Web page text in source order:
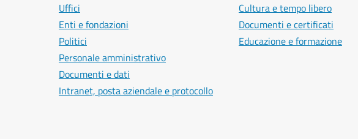
Uffici
Enti e fondazioni
Politici
Personale amministrativo
Documenti e dati
Intranet, posta aziendale e protocollo
Cultura e tempo libero
Documenti e certificati
Educazione e formazione